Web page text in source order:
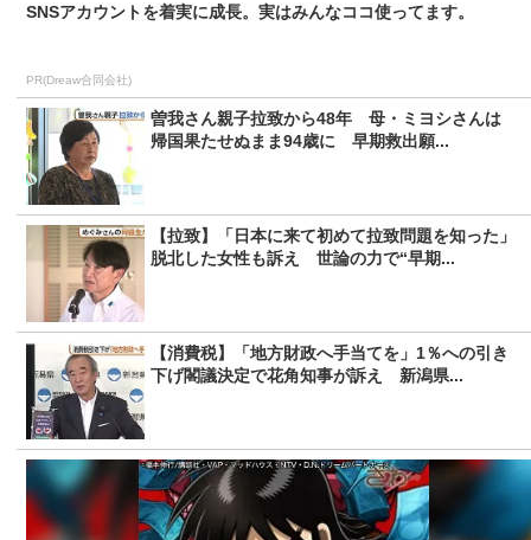
SNSアカウントを着実に成長。実はみんなココ使ってます。
PR(Dreaw合同会社)
曽我さん親子拉致から48年 母・ミヨシさんは
帰国果たせぬまま94歳に 早期救出願...
【拉致】「日本に来て初めて拉致問題を知った」
脱北した女性も訴え 世論の力で“早期...
【消費税】「地方財政へ手当てを」1％への引き
下げ閣議決定で花角知事が訴え 新潟県...